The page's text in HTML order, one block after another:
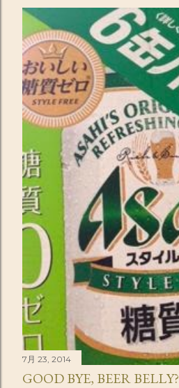
7月 23, 2014
GOOD BYE, BEER BELLY?